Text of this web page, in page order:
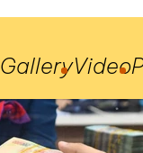
GalleryVideo